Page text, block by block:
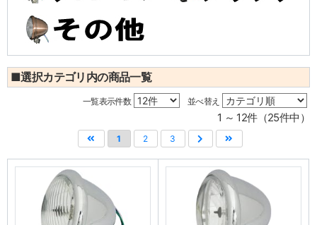
■選択カテゴリ内の商品一覧
一覧表示件数 並べ替え
1 ～ 12件（25件中）
1 2 3